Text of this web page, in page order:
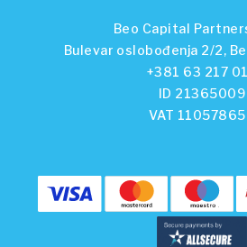
Beo Capital
Bulevar oslobođenja 2/2,
+381 63 217
ID 21365009
VAT